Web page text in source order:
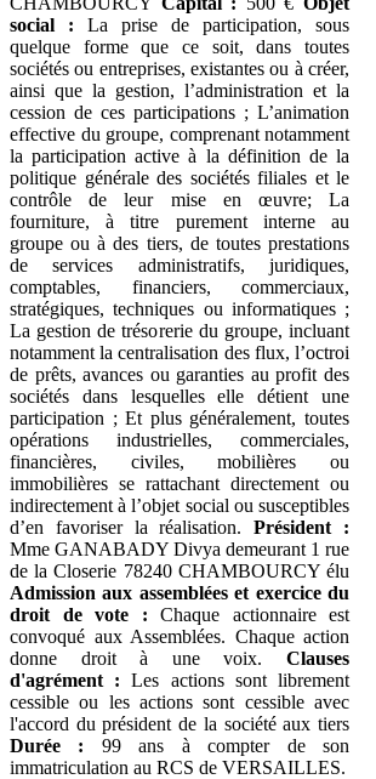
social : La prise de participation, sous
quelque forme que ce soit, dans toutes
sociétés ou entreprises, existantes ou à créer,
ainsi que la gestion, l’administration et la
cession de ces participations ; L’animation
effective du groupe, comprenant notamment
la participation active à la définition de la
politique générale des sociétés filiales et le
contrôle de leur mise en œuvre; La
fourniture, à titre purement interne au
groupe ou à des tiers, de toutes prestations
de services administratifs, juridiques,
comptables, financiers, commerciaux,
stratégiques, techniques ou informatiques ;
La gestion de trésorerie du groupe, incluant
notamment la centralisation des flux, l’octroi
de prêts, avances ou garanties au profit des
sociétés dans lesquelles elle détient une
participation ; Et plus généralement, toutes
opérations industrielles, commerciales,
financières, civiles, mobilières ou
immobilières se rattachant directement ou
indirectement à l’objet social ou susceptibles
d’en favoriser la réalisation.Président :
Mme GANABADY Divya demeurant 1 rue
de la Closerie 78240 CHAMBOURCY élu
Admission aux assemblées et exercice du
droit de vote : Chaque actionnaire est
convoqué aux Assemblées. Chaque action
donne droit à une voix. Clauses
d'agrément : Les actions sont librement
cessible ou les actions sont cessible avec
l'accord du président de la société aux tiers
Durée : 99 ans à compter de son
immatriculation au RCS de VERSAILLES.